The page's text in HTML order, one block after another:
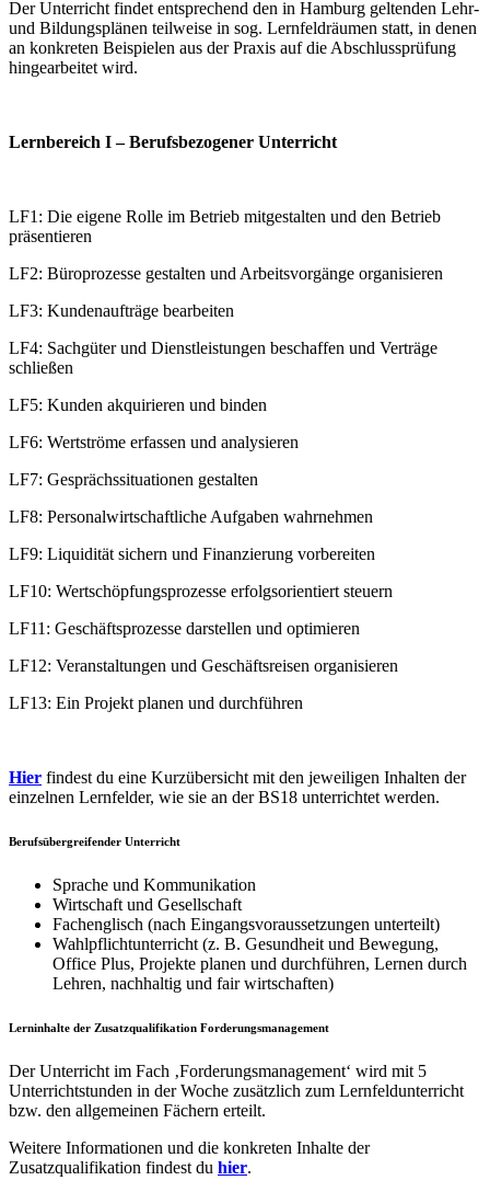
Der Unterricht findet entsprechend den in Hamburg geltenden Lehr-
und Bildungsplänen teilweise in sog. Lernfeldräumen statt, in denen
an konkreten Beispielen aus der Praxis auf die Abschlussprüfung
hingearbeitet wird.
Lernbereich I – Berufsbezogener Unterricht
LF1: Die eigene Rolle im Betrieb mitgestalten und den Betrieb
präsentieren
LF2: Büroprozesse gestalten und Arbeitsvorgänge organisieren
LF3: Kundenaufträge bearbeiten
LF4: Sachgüter und Dienstleistungen beschaffen und Verträge
schließen
LF5: Kunden akquirieren und binden
LF6: Wertströme erfassen und analysieren
LF7: Gesprächssituationen gestalten
LF8: Personalwirtschaftliche Aufgaben wahrnehmen
LF9: Liquidität sichern und Finanzierung vorbereiten
LF10: Wertschöpfungsprozesse erfolgsorientiert steuern
LF11: Geschäftsprozesse darstellen und optimieren
LF12: Veranstaltungen und Geschäftsreisen organisieren
LF13: Ein Projekt planen und durchführen
Hier findest du eine Kurzübersicht mit den jeweiligen Inhalten der
einzelnen Lernfelder, wie sie an der BS18 unterrichtet werden.
Berufsübergreifender Unterricht
Sprache und Kommunikation
Wirtschaft und Gesellschaft
Fachenglisch (nach Eingangsvoraussetzungen unterteilt)
Wahlpflichtunterricht (z. B. Gesundheit und Bewegung,
Office Plus, Projekte planen und durchführen, Lernen durch
Lehren, nachhaltig und fair wirtschaften)
Lerninhalte der Zusatzqualifikation Forderungsmanagement
Der Unterricht im Fach ‚Forderungsmanagement‘ wird mit 5
Unterrichtstunden in der Woche zusätzlich zum Lernfeldunterricht
bzw. den allgemeinen Fächern erteilt.
Weitere Informationen und die konkreten Inhalte der
Zusatzqualifikation findest du hier.